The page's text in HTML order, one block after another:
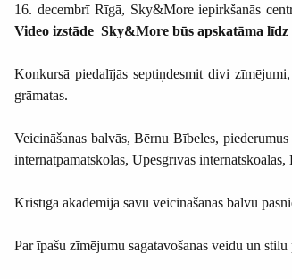
16. decembrī Rīgā, Sky&More iepirkšanās
Video izstāde Sky&More būs apskatāma līdz
Konkursā piedalījās septiņdesmit divi
grāmatas.
Veicināšanas balvās, Bērnu Bībeles,
internātpamatskolas, Upesgrīvas
Kristīgā akadēmija savu veicināšanas balvu
Par īpašu zīmējumu sagatavošanas veidu un stilu